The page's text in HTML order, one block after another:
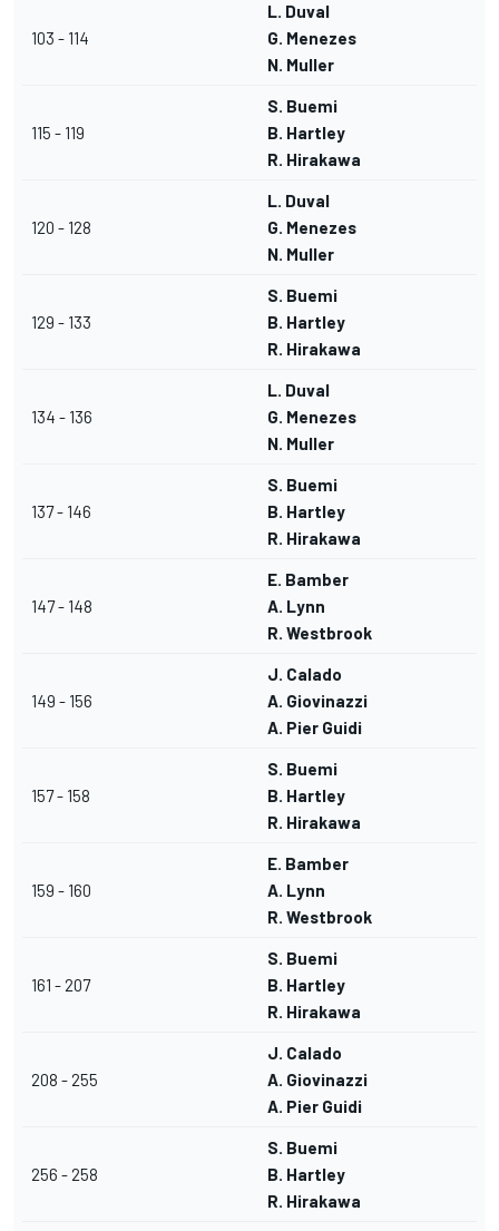
103 - 114
L. Duval
G. Menezes
N. Muller
115 - 119
S. Buemi
B. Hartley
R. Hirakawa
120 - 128
L. Duval
G. Menezes
N. Muller
129 - 133
S. Buemi
B. Hartley
R. Hirakawa
134 - 136
L. Duval
G. Menezes
N. Muller
137 - 146
S. Buemi
B. Hartley
R. Hirakawa
147 - 148
E. Bamber
A. Lynn
R. Westbrook
149 - 156
J. Calado
A. Giovinazzi
A. Pier Guidi
157 - 158
S. Buemi
B. Hartley
R. Hirakawa
159 - 160
E. Bamber
A. Lynn
R. Westbrook
161 - 207
S. Buemi
B. Hartley
R. Hirakawa
208 - 255
J. Calado
A. Giovinazzi
A. Pier Guidi
256 - 258
S. Buemi
B. Hartley
R. Hirakawa